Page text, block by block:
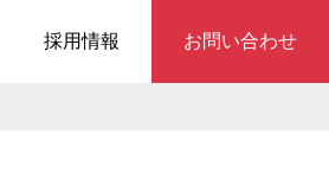
採用情報 お問い合わせ